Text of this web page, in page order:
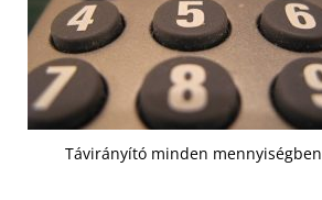
Távirányító minden mennyiségben